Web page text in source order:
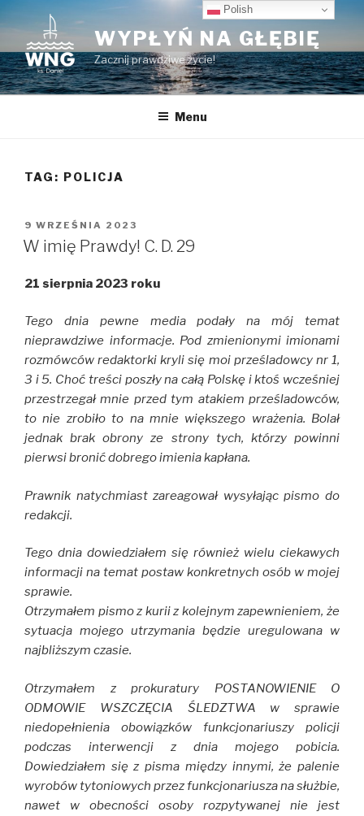
Przeskocz
do
treści
WYPŁYŃ NA GŁĘBIĘ
Zacznij prawdziwe życie!
Menu
TAG: POLICJA
OPUBLIKOWANE
W
9 WRZEŚNIA 2023
W imię Prawdy! C. D. 29
21 sierpnia 2023 roku
Tego dnia pewne media podały na mój temat
nieprawdziwe informacje. Pod zmienionymi imionami
rozmówców redaktorki kryli się moi prześladowcy nr 1,
3 i 5. Choć treści poszły na całą Polskę i ktoś wcześniej
przestrzegał mnie przed tym atakiem prześladowców,
to nie zrobiło to na mnie większego wrażenia. Bolał
jednak brak obrony ze strony tych, którzy powinni
pierwsi bronić dobrego imienia kapłana.
Prawnik natychmiast zareagował wysyłając pismo do
redakcji.
Tego dnia dowiedziałem się również wielu ciekawych
informacji na temat postaw konkretnych osób w mojej
sprawie.
Otrzymałem pismo z kurii z kolejnym zapewnieniem, że
sytuacja mojego utrzymania będzie uregulowana w
najbliższym czasie.
Otrzymałem z prokuratury POSTANOWIENIE O
ODMOWIE WSZCZĘCIA ŚLEDZTWA w sprawie
niedopełnienia obowiązków funkcjonariuszy policji
podczas interwencji z dnia mojego pobicia.
Dowiedziałem się z pisma między innymi, że palenie
wyrobów tytoniowych przez funkcjonariusza na służbie,
nawet w obecności osoby rozpytywanej nie jest
Polish